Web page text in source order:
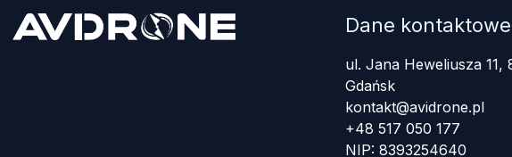
Dane kontaktowe
ul. Jana Heweliusza 11,
Gdańsk
kontakt@avidrone.pl
+48 517 050 177
NIP: 8393254640